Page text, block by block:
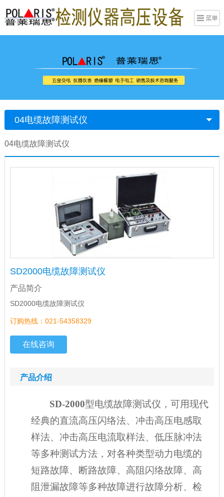
04电缆故障测试仪
04电缆故障测试仪
SD2000电缆故障测试仪
产品简介
SD2000电缆故障测试仪
订购热线：021-54358329
在线咨询
产品介绍
SD-2000型电缆故障测试仪，可用现代
经典的直流高压闪络法、冲击高压电感取
样法、冲击高压电流取样法、低压脉冲法
等多种测试方法，对各种类型动力电缆的
短路故障、断路故障、高阻闪络故障、高
阻泄漏故障等多种故障进行故障分析、检